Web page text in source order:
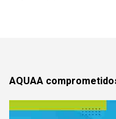
AQUAA